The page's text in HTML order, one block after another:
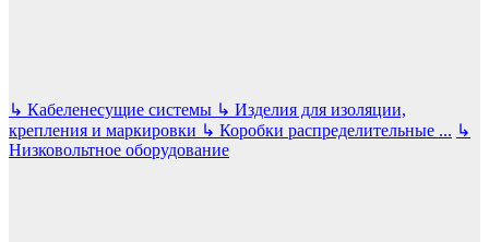
↳ Кабеленесущие системы ↳ Изделия для изоляции,
крепления и маркировки ↳ Коробки распределительные ... ↳
Низковольтное оборудование